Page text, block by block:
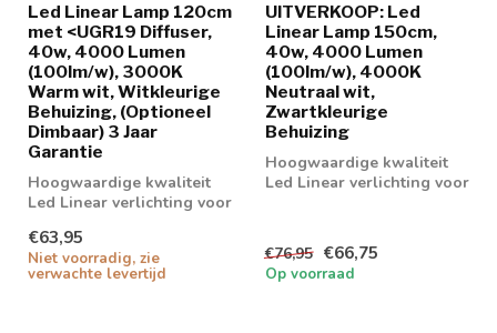
Led Linear Lamp 120cm
met <UGR19 Diffuser,
40w, 4000 Lumen
(100lm/w), 3000K
Warm wit, Witkleurige
Behuizing, (Optioneel
Dimbaar) 3 Jaar
Garantie
Hoogwaardige kwaliteit
Led Linear verlichting voor
werkplaatsen en...
€63,95
Niet voorradig, zie
verwachte levertijd
UITVERKOOP: Led
Linear Lamp 150cm,
40w, 4000 Lumen
(100lm/w), 4000K
Neutraal wit,
Zwartkleurige
Behuizing
Hoogwaardige kwaliteit
Led Linear verlichting voor
€76,95 €66,75
Op voorraad